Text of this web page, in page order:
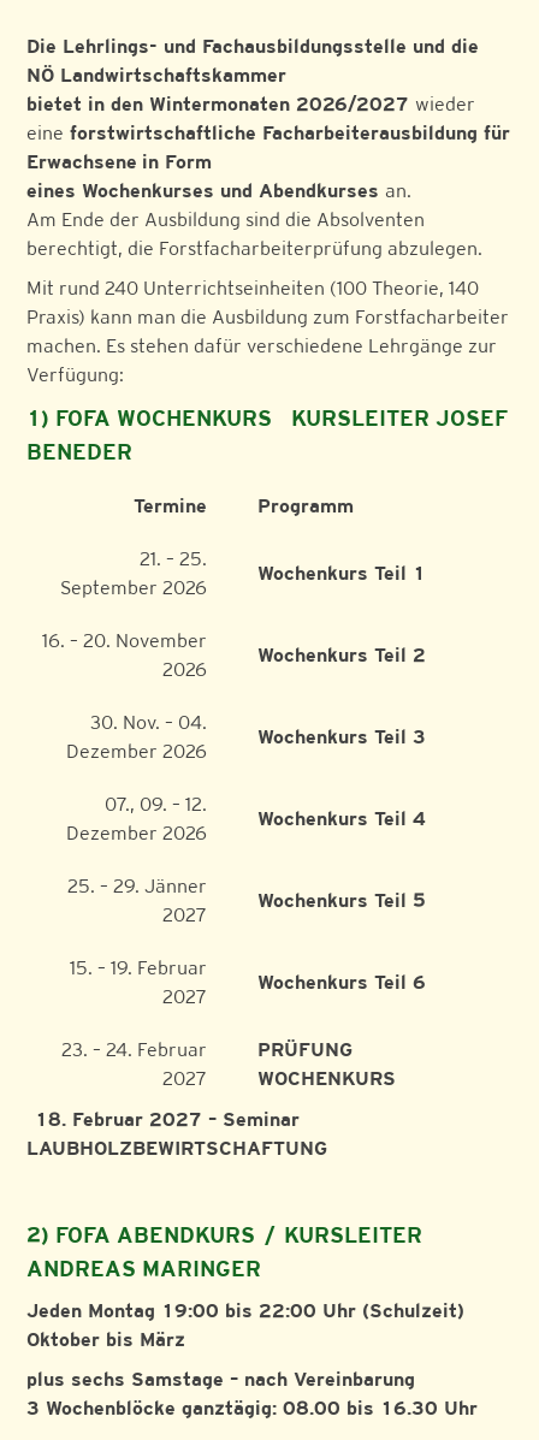
Die Lehrlings- und Fachausbildungsstelle und die
NÖ Landwirtschaftskammer
bietet in den Wintermonaten 2026/2027 wieder
eine forstwirtschaftliche Facharbeiterausbildung für
Erwachsene in Form
eines Wochenkurses und Abendkursesan.
Am Ende der Ausbildung sind die Absolventen
berechtigt, die Forstfacharbeiterprüfung abzulegen.
Mit rund 240 Unterrichtseinheiten (100 Theorie, 140
Praxis) kann man die Ausbildung zum Forstfacharbeiter
machen. Es stehen dafür verschiedene Lehrgänge zur
Verfügung:
1) FOFA WOCHENKURS KURSLEITER JOSEF
BENEDER
Termine Programm
21. – 25.
September 2026
Wochenkurs Teil 1
16. – 20. November
2026
Wochenkurs Teil 2
30. Nov. – 04.
Dezember 2026
Wochenkurs Teil 3
07., 09. – 12.
Dezember 2026
Wochenkurs Teil 4
25. – 29. Jänner
2027
Wochenkurs Teil 5
15. – 19. Februar
2027
Wochenkurs Teil 6
23. – 24. Februar
2027
PRÜFUNG
WOCHENKURS
18. Februar 2027 – Seminar
LAUBHOLZBEWIRTSCHAFTUNG
2) FOFA ABENDKURS / KURSLEITER
ANDREAS MARINGER
Jeden Montag 19:00 bis 22:00 Uhr (Schulzeit)
Oktober bis März
plus sechs Samstage – nach Vereinbarung
3 Wochenblöcke ganztägig: 08.00 bis 16.30 Uhr